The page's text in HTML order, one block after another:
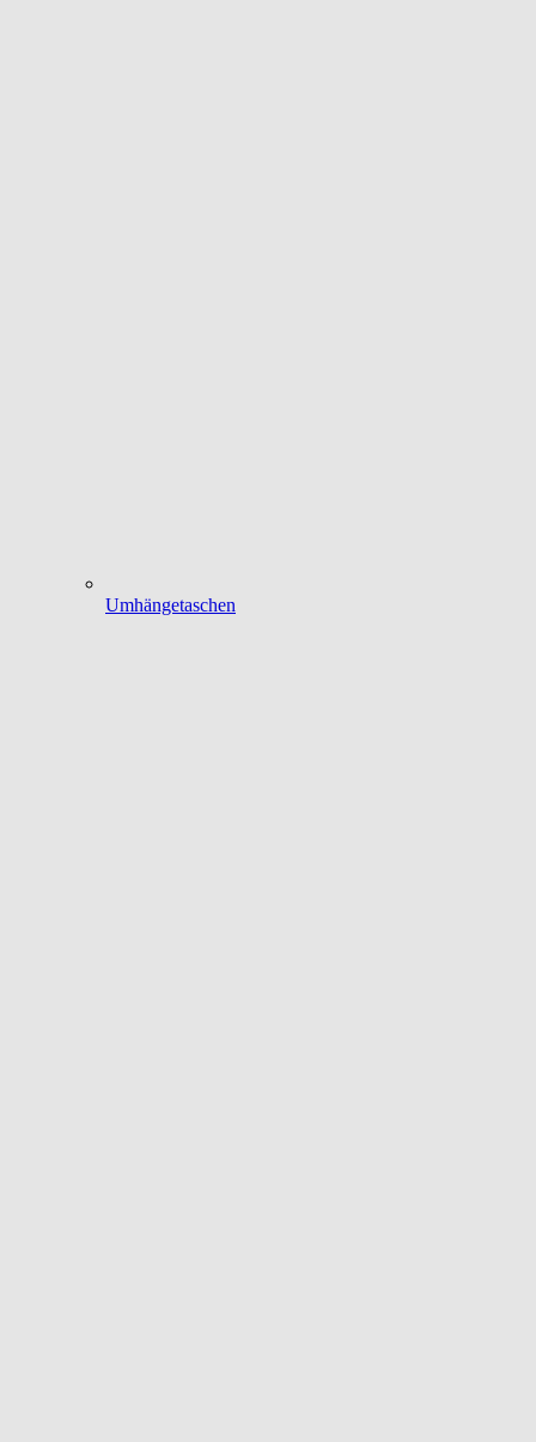
Umhängetaschen